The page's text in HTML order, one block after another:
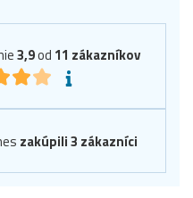
3,9od 11 zákazníkov
zakúpili 3 zákazníci